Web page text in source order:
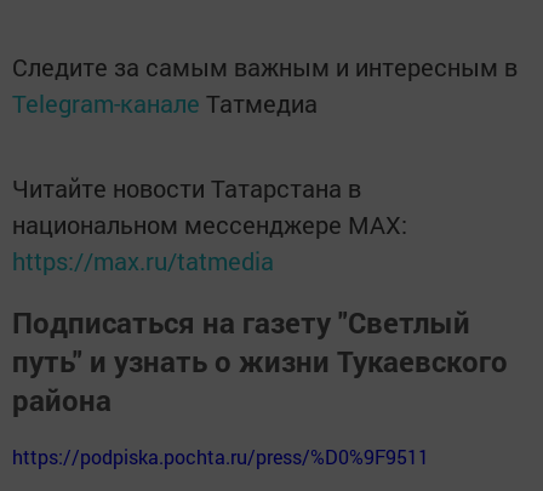
Следите за самым важным и интересным в
Telegram-канале Татмедиа
Читайте новости Татарстана в
национальном мессенджере MАХ:
https://max.ru/tatmedia
Подписаться на газету "Светлый
путь" и узнать о жизни Тукаевского
района
https://podpiska.pochta.ru/press/%D0%9F9511